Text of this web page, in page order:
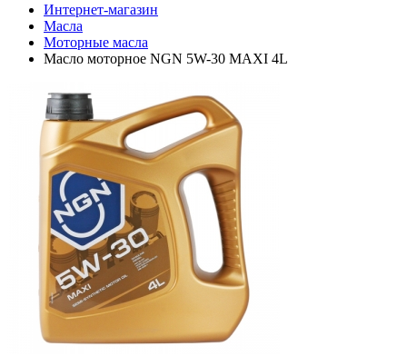
Интернет-магазин
Масла
Моторные масла
Масло моторное NGN 5W-30 MAXI 4L